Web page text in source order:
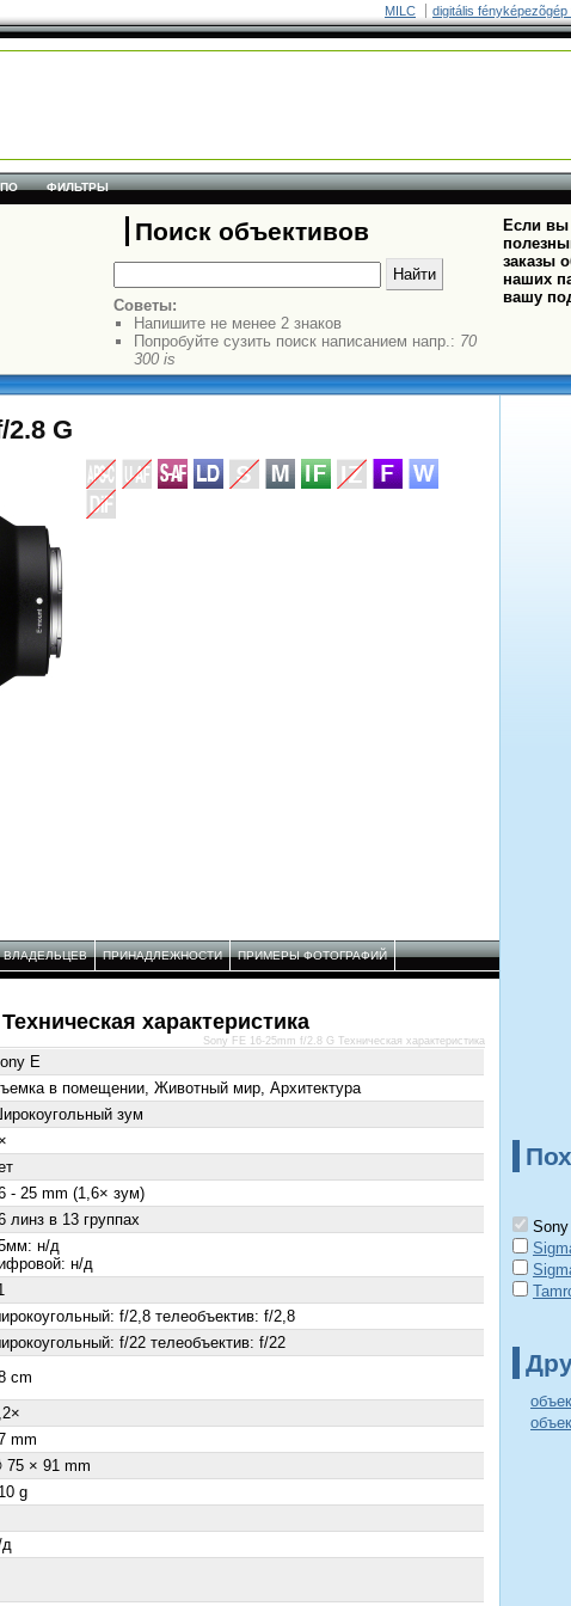
MILC digitális fényképezõgép
ФИЛЬТРЫ
Поиск объективов
Советы:
Напишите не менее 2 знаков
Попробуйте сузить поиск написанием напр.: 70
300 is
Если вы
заказы
наших
вашу
2.8 G
ПРИНАДЛЕЖНОСТИ ПРИМЕРЫ ФОТОГРАФИЙ
характеристика
E
в помещении, Животный мир, Архитектура
зум
- 25 mm (1,6× зум)
линз в 13 группах
н/д
н/д
f/2,8 телеобъектив: f/2,8
f/22 телеобъектив: f/22
cm
mm
75 × 91 mm
g
д
Sony FE 16-25mm f/2.8 G Техническая характеристика